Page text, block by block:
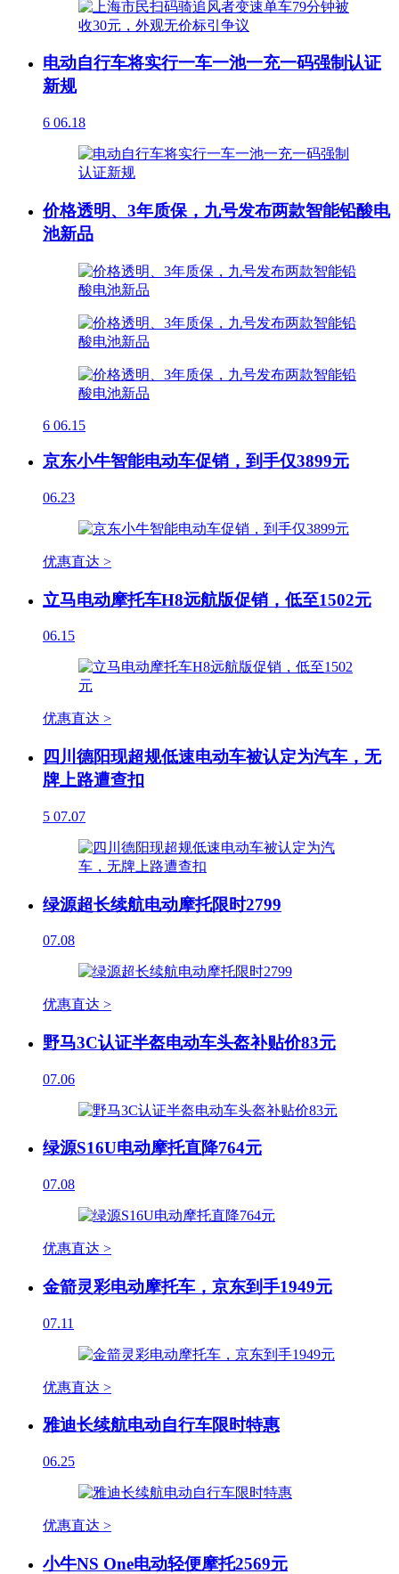
电动自行车将实行一车一池一充一码强制认证
新规
6 06.18
价格透明、3年质保，九号发布两款智能铅酸电
池新品
6 06.15
京东小牛智能电动车促销，到手仅3899元
06.23
优惠直达 >
立马电动摩托车H8远航版促销，低至1502元
06.15
优惠直达 >
四川德阳现超规低速电动车被认定为汽车，无
牌上路遭查扣
5 07.07
绿源超长续航电动摩托限时2799
07.08
优惠直达 >
野马3C认证半盔电动车头盔补贴价83元
07.06
绿源S16U电动摩托直降764元
07.08
优惠直达 >
金箭灵彩电动摩托车，京东到手1949元
07.11
优惠直达 >
雅迪长续航电动自行车限时特惠
06.25
优惠直达 >
小牛NS One电动轻便摩托2569元